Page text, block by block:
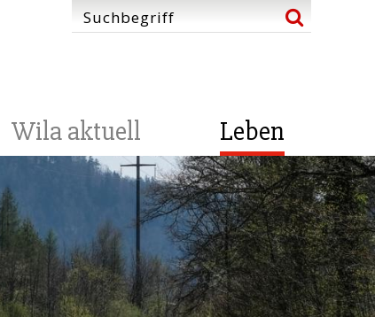
Wila aktuell Leben